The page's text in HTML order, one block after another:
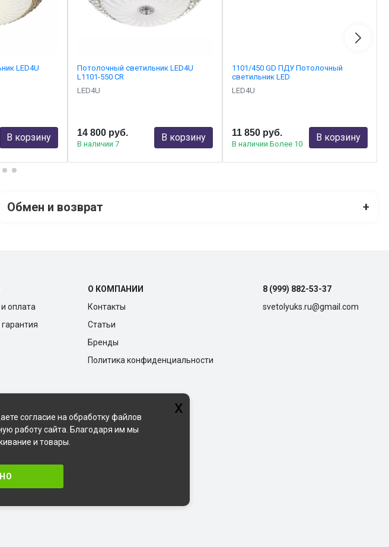
LED4U
В корзину
Потолочный светильник LED4U
L1101-550 CR
LED4U
14 800 руб.
В наличии 7
В корзину
1101/450 GD ПДУ Потолочный
светильник LED
LED4U
11 850 руб.
В наличии Более 10
В корзину
Обмен и возврат +
оплата
О КОМПАНИИ
Контакты
Статьи
Бренды
Политика конфиденциальности
8 (999) 882-53-37
svetolyuks.ru@gmail.com
x
согласие на обработку файлов
работу сайта. Благодаря им мы
и товары.